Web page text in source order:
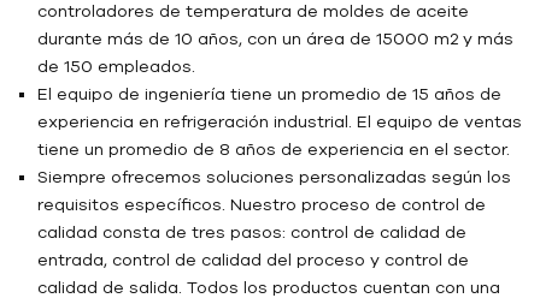
controladores de temperatura de moldes de aceite
durante más de 10 años, con un área de 15000 m2 y más
de 150 empleados.
El equipo de ingeniería tiene un promedio de 15 años de
experiencia en refrigeración industrial. El equipo de ventas
tiene un promedio de 8 años de experiencia en el sector.
Siempre ofrecemos soluciones personalizadas según los
requisitos específicos. Nuestro proceso de control de
calidad consta de tres pasos: control de calidad de
entrada, control de calidad del proceso y control de
calidad de salida. Todos los productos cuentan con una